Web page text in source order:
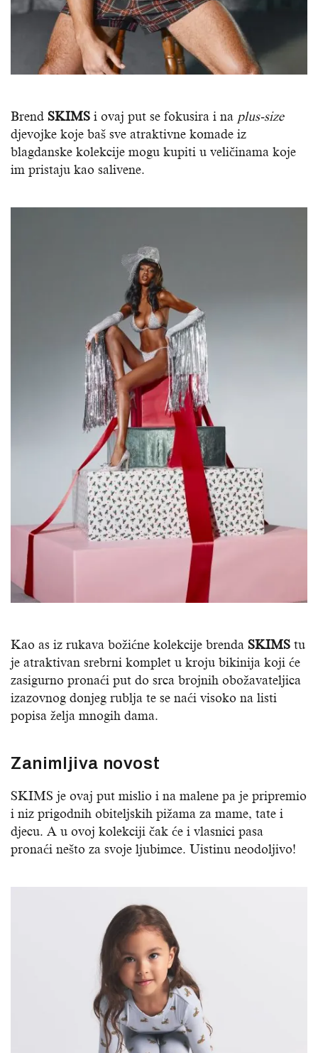
Brend SKIMS i ovaj put se fokusira i na plus-size
djevojke koje baš sve atraktivne komade iz
blagdanske kolekcije mogu kupiti u veličinama koje
im pristaju kao salivene.
Kao as iz rukava božićne kolekcije brenda SKIMS tu
je atraktivan srebrni komplet u kroju bikinija koji će
zasigurno pronaći put do srca brojnih obožavateljica
izazovnog donjeg rublja te se naći visoko na listi
popisa želja mnogih dama.
Zanimljiva novost
SKIMS je ovaj put mislio i na malene pa je pripremio
i niz prigodnih obiteljskih pižama za mame, tate i
djecu. A u ovoj kolekciji čak će i vlasnici pasa
pronaći nešto za svoje ljubimce. Uistinu neodoljivo!